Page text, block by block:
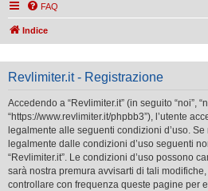
FAQ
Indice
Revlimiter.it - Registrazione
Accedendo a “Revlimiter.it” (in seguito “noi”,
“https://www.revlimiter.it/phpbb3”), l’utente
legalmente alle seguenti condizioni d’uso.
legalmente dalle condizioni d’uso seguenti
“Revlimiter.it”. Le condizioni d’uso possono
sarà nostra premura avvisarti di tali
controllare con frequenza queste pagine per